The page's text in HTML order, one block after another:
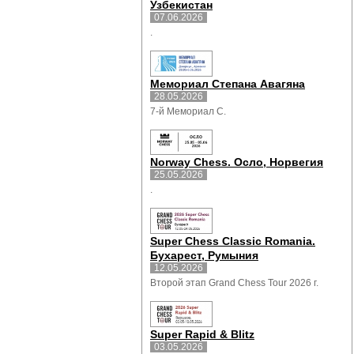
Узбекистан
07.06.2026
Мемориал Степана Авагяна
28.05.2026
7-й Мемориал С.
Norway Chess. Осло, Норвегия
25.05.2026
.
Super Chess Classic Romania.
Бухарест, Румыния
12.05.2026
Второй этап Grand Chess Tour 2026 г.
Super Rapid & Blitz
03.05.2026